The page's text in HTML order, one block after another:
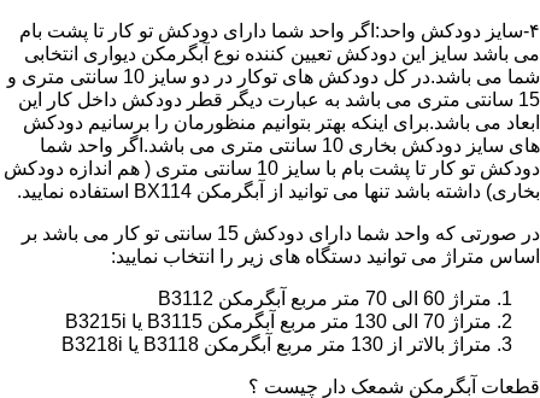
۴-سایز دودکش واحد:اگر واحد شما دارای دودکش تو کار تا پشت بام
می باشد سایز این دودکش تعیین کننده نوع آبگرمکن دیواری انتخابی
شما می باشد.در کل دودکش های توکار در دو سایز 10 سانتی متری و
15 سانتی متری می باشد به عبارت دیگر قطر دودکش داخل کار این
ابعاد می باشد.برای اینکه بهتر بتوانیم منظورمان را برسانیم دودکش
های سایز دودکش بخاری 10 سانتی متری می باشد.اگر واحد شما
دودکش تو کار تا پشت بام با سایز 10 سانتی متری ( هم اندازه دودکش
بخاری) داشته باشد تنها می توانید از آبگرمکن BX114 استفاده نمایید.
در صورتی که واحد شما دارای دودکش 15 سانتی تو کار می باشد بر
اساس متراژ می توانید دستگاه های زیر را انتخاب نمایید:
متراژ 60 الی 70 متر مربع آبگرمکن B3112
متراژ 70 الی 130 متر مربع آبگرمکن B3115 یا B3215i
متراژ بالاتر از 130 متر مربع آبگرمکن B3118 یا B3218i
قطعات آبگرمکن شمعک دار چیست ؟